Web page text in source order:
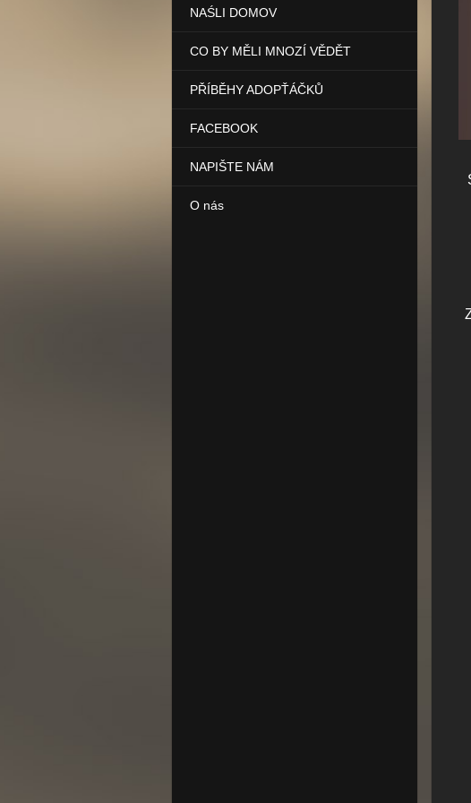
NAŚLI DOMOV
CO BY MĚLI MNOZÍ VĚDĚT
PŘÍBĚHY ADOPŤÁČKŮ
FACEBOOK
NAPIŠTE NÁM
O nás